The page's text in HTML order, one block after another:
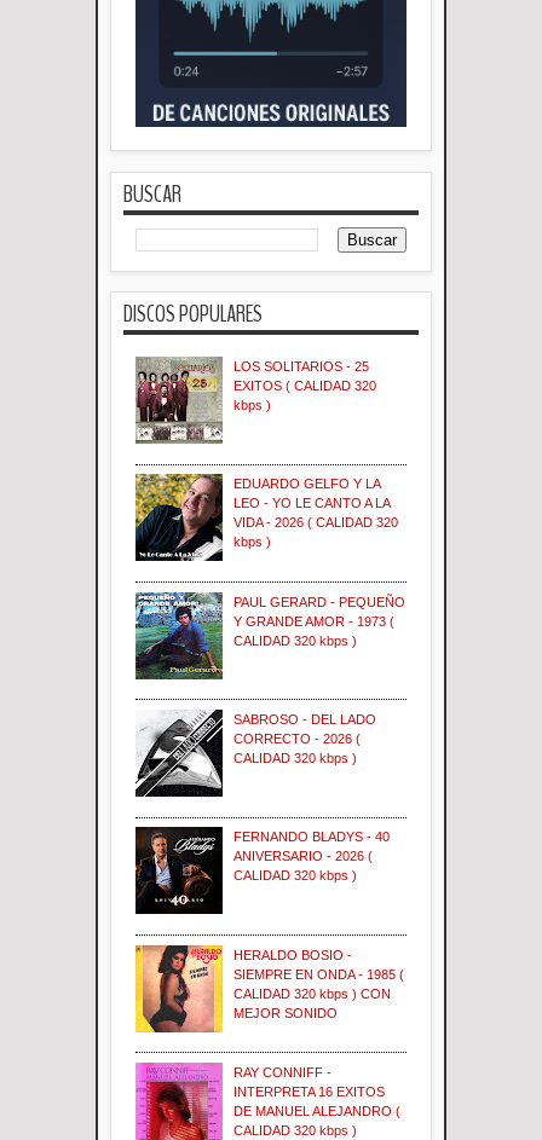
BUSCAR
DISCOS POPULARES
LOS SOLITARIOS - 25
EXITOS ( CALIDAD 320
kbps )
EDUARDO GELFO Y LA
LEO - YO LE CANTO A LA
VIDA - 2026 ( CALIDAD 320
kbps )
PAUL GERARD - PEQUEÑO
Y GRANDE AMOR - 1973 (
CALIDAD 320 kbps )
SABROSO - DEL LADO
CORRECTO - 2026 (
CALIDAD 320 kbps )
FERNANDO BLADYS - 40
ANIVERSARIO - 2026 (
CALIDAD 320 kbps )
HERALDO BOSIO -
SIEMPRE EN ONDA - 1985 (
CALIDAD 320 kbps ) CON
MEJOR SONIDO
RAY CONNIFF -
INTERPRETA 16 EXITOS
DE MANUEL ALEJANDRO (
CALIDAD 320 kbps )